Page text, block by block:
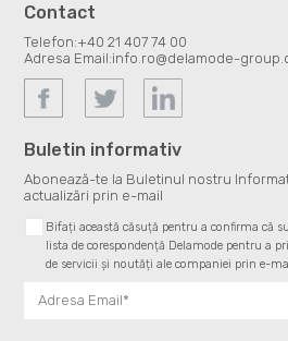
Contact
Telefon:+40 21 407 74 00
Adresa Email:info.ro@delamode-
Buletin informativ
Abonează-te la Buletinul nostru
actualizări prin e-mail
Bifați această căsuță pentru a confirma că
lista de corespondență Delamode pentru a
de servicii și noutăți ale companiei prin e-